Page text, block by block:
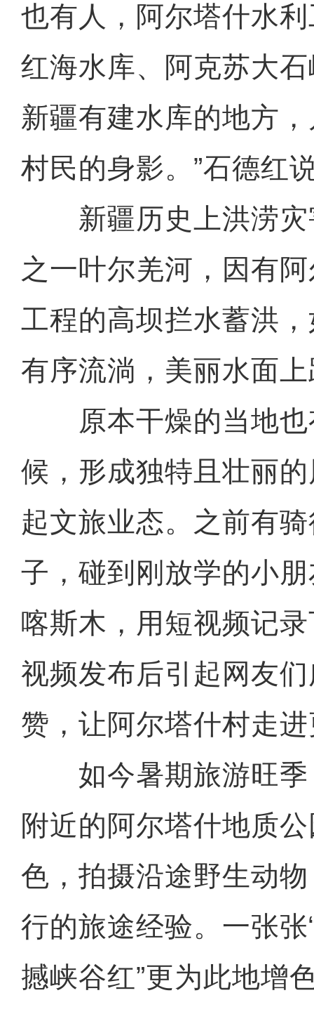
也有人，阿尔塔什水
红海水库、阿克苏大
新疆有建水库的地方
村民的身影。”石德红
新疆历史上洪涝灾
之一叶尔羌河，因有
工程的高坝拦水蓄洪
有序流淌，美丽水面
原本干燥的当地也
候，形成独特且壮丽
起文旅业态。之前有
子，碰到刚放学的小
喀斯木，用短视频记
视频发布后引起网友
赞，让阿尔塔什村走
如今暑期旅游旺季
附近的阿尔塔什地质
色，拍摄沿途野生动
行的旅途经验。一张张
撼峡谷红”更为此地增